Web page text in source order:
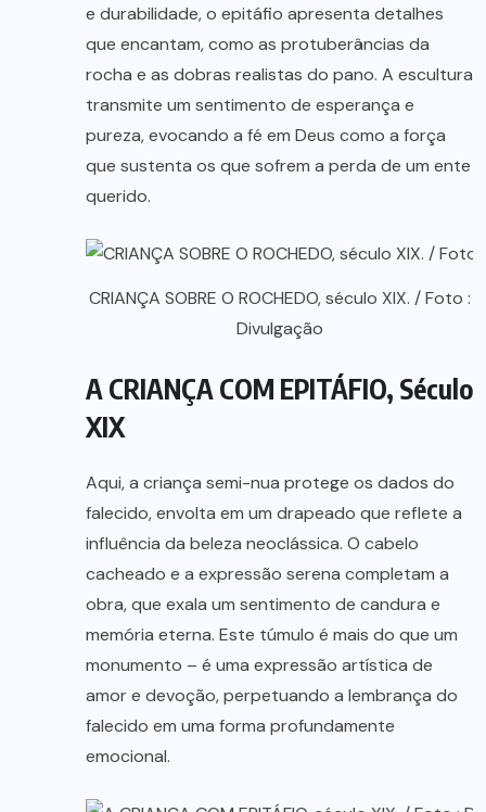
e durabilidade, o epitáfio apresenta detalhes
que encantam, como as protuberâncias da
rocha e as dobras realistas do pano. A escultura
transmite um sentimento de esperança e
pureza, evocando a fé em Deus como a força
que sustenta os que sofrem a perda de um ente
querido.
CRIANÇA SOBRE O ROCHEDO, século XIX. / Foto :
Divulgação
A CRIANÇA COM EPITÁFIO, Século
XIX
Aqui, a criança semi-nua protege os dados do
falecido, envolta em um drapeado que reflete a
influência da beleza neoclássica. O cabelo
cacheado e a expressão serena completam a
obra, que exala um sentimento de candura e
memória eterna. Este túmulo é mais do que um
monumento – é uma expressão artística de
amor e devoção, perpetuando a lembrança do
falecido em uma forma profundamente
emocional.